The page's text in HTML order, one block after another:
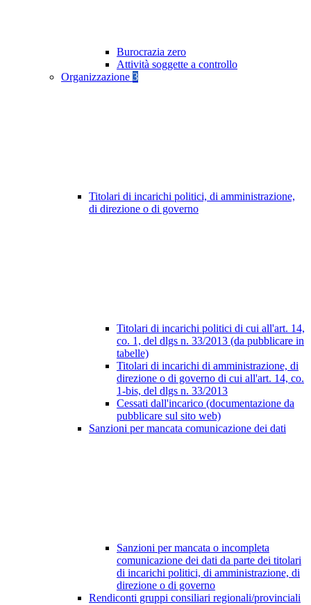
Burocrazia zero
Attività soggette a controllo
Organizzazione 3
Titolari di incarichi politici, di amministrazione,
di direzione o di governo
Titolari di incarichi politici di cui all'art. 14,
co. 1, del dlgs n. 33/2013 (da pubblicare in
tabelle)
Titolari di incarichi di amministrazione, di
direzione o di governo di cui all'art. 14, co.
1-bis, del dlgs n. 33/2013
Cessati dall'incarico (documentazione da
pubblicare sul sito web)
Sanzioni per mancata comunicazione dei dati
Sanzioni per mancata o incompleta
comunicazione dei dati da parte dei titolari
di incarichi politici, di amministrazione, di
direzione o di governo
Rendiconti gruppi consiliari regionali/provinciali